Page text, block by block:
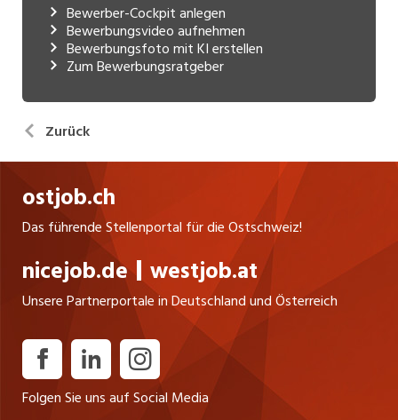
Bewerber-Cockpit anlegen
Bewerbungsvideo aufnehmen
Bewerbungsfoto mit KI erstellen
Zum Bewerbungsratgeber
Zurück
ostjob.ch
Das führende Stellenportal für die Ostschweiz!
nicejob.de westjob.at
Unsere Partnerportale in Deutschland und Österreich
Folgen Sie uns auf Social Media